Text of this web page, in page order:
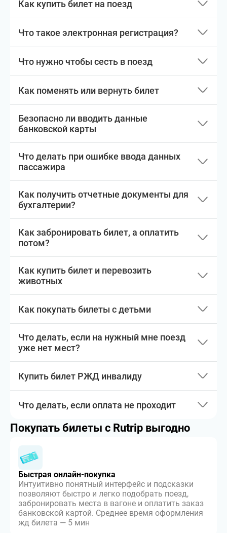
Как купить билет на поезд
Что такое электронная регистрация?
Что нужно чтобы сесть в поезд
Как поменять или вернуть билет
Безопасно ли вводить данные
банковской карты
Что делать при ошибке ввода данных
пассажира
Как получить отчетные документы для
бухгалтерии?
Как забронировать билет, а оплатить
потом?
Как купить билет и перевозить
животных
Как покупать билеты с детьми
Что делать, если на нужный мне поезд
уже нет мест?
Купить билет РЖД инвалиду
Что делать, если оплата не проходит
Покупать билеты с Rutrip выгодно
Быстрая онлайн-покупка
Интуитивно понятный интерфейс и подсказки
позволяют быстро и легко подобрать поезд,
забронировать места в вагоне и оплатить заказ
банковской картой. Среднее время оформления
жд билета — 5 мин